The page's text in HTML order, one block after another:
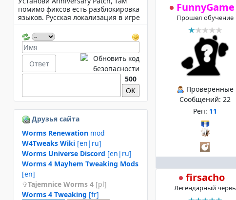
FunnyGame
Прошел обучение
Проверенные
Сообщений: 22
Реп: 11
firsacho
Легендарный червь
500
Друзья сайта
Worms Renewation mod
W4Tweaks Wiki [en|ru]
Worms Universe Discord [en|ru]
Worms 4 Mayhem Tweaking Mods
[en]
Tajemnice Worms 4 [pl]
Worms 4 Tweaking [fr]